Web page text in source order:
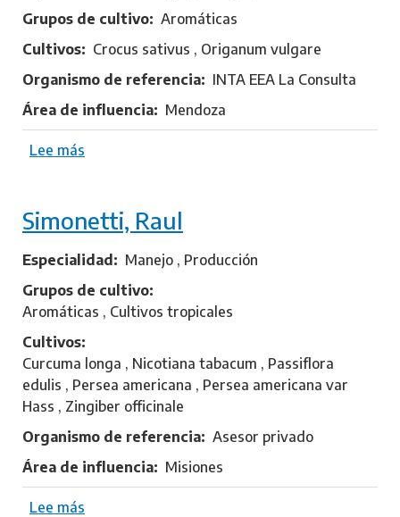
o
t
i
o
g
e
Grupos de cultivo
Aromáticas
Cultivos
Crocus sativus , Origanum vulgare
Organismo de referencia
INTA EEA La Consulta
Área de influencia
Mendoza
Lee más
r
e
P
g
g
L
u
a
n
Simonetti, Raul
Especialidad
Manejo , Producción
Grupos de cultivo
Aromáticas , Cultivos tropicales
Cultivos
Curcuma longa , Nicotiana tabacum , Passiflora
edulis , Persea americana , Persea americana var
Hass , Zingiber officinale
Organismo de referencia
Asesor privado
Área de influencia
Misiones
Lee más